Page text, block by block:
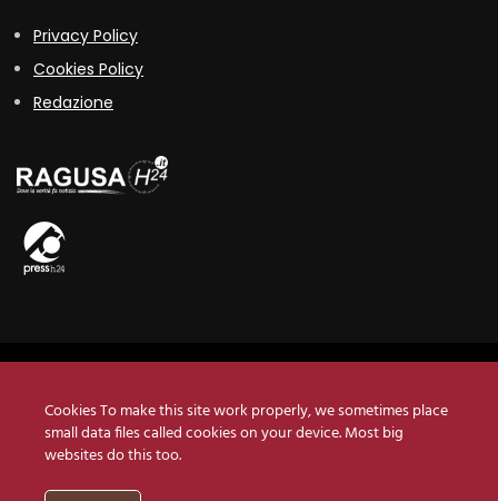
Privacy Policy
Cookies Policy
Redazione
Ragusa n°1/2019
Press h24 srls • Via Felicia Schininà, 42 - 97100 Ragusa
Cookies To make this site work properly, we sometimes place
small data files called cookies on your device. Most big
websites do this too.